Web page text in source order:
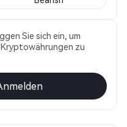
Sie sich ein, um
zu